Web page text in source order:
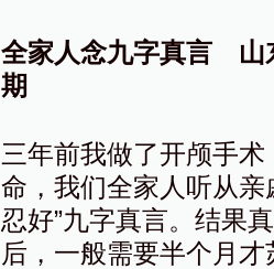
全家人念九字真言 山
期
三年前我做了开颅手
命，我们全家人听从亲
忍好”九字真言。结果
后，一般需要半个月